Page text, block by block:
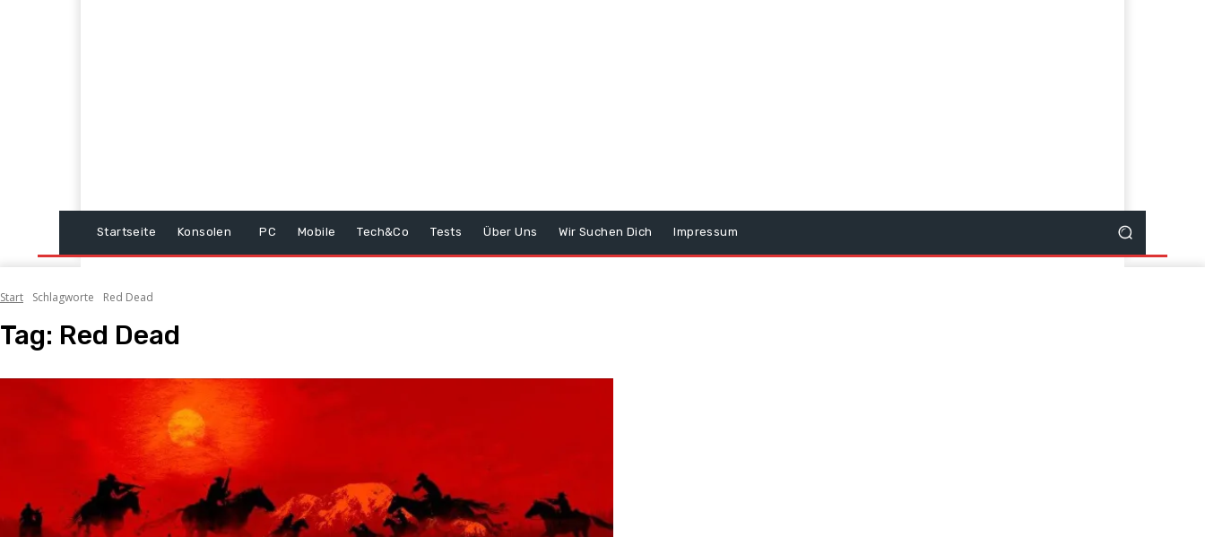
Startseite Konsolen PC Mobile Tech&Co Tests Über Uns Wir Suchen Dich Impressum
Start Schlagworte Red Dead
Tag: Red Dead